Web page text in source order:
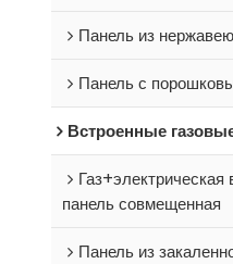
Панель из
Панель с
Встроенные
Газ+электрическая
панель совмещенная
Панель из